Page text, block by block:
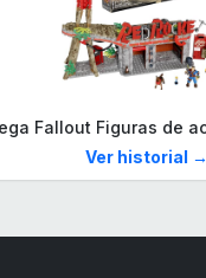
Ver historial →